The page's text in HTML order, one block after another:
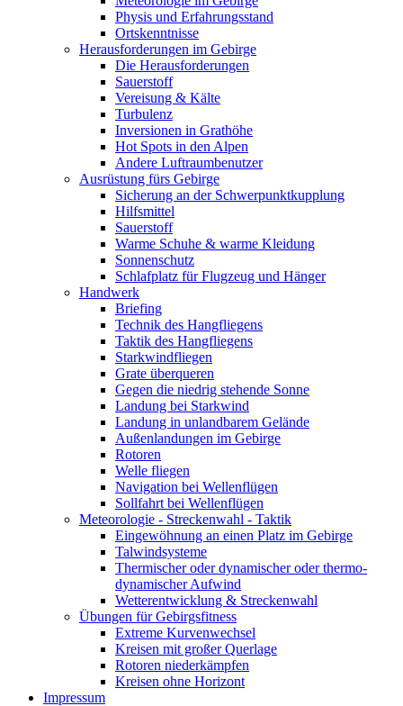
Physis und Erfahrungsstand
Ortskenntnisse
Herausforderungen im Gebirge
Die Herausforderungen
Sauerstoff
Vereisung & Kälte
Turbulenz
Inversionen in Grathöhe
Hot Spots in den Alpen
Andere Luftraumbenutzer
Ausrüstung fürs Gebirge
Sicherung an der Schwerpunktkupplung
Hilfsmittel
Sauerstoff
Warme Schuhe & warme Kleidung
Sonnenschutz
Schlafplatz für Flugzeug und Hänger
Handwerk
Briefing
Technik des Hangfliegens
Taktik des Hangfliegens
Starkwindfliegen
Grate überqueren
Gegen die niedrig stehende Sonne
Landung bei Starkwind
Landung in unlandbarem Gelände
Außenlandungen im Gebirge
Rotoren
Welle fliegen
Navigation bei Wellenflügen
Sollfahrt bei Wellenflügen
Meteorologie - Streckenwahl - Taktik
Eingewöhnung an einen Platz im Gebirge
Talwindsysteme
Thermischer oder dynamischer oder thermo-
dynamischer Aufwind
Wetterentwicklung & Streckenwahl
Übungen für Gebirgsfitness
Extreme Kurvenwechsel
Kreisen mit großer Querlage
Rotoren niederkämpfen
Kreisen ohne Horizont
Impressum